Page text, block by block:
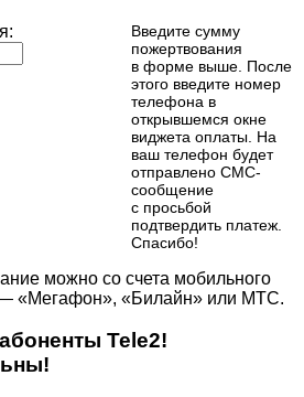
Введите сумму
пожертвования
в форме выше. После
этого введите номер
телефона в
открывшемся окне
виджета оплаты. На
ваш телефон будет
отправлено СМС-
сообщение
с просьбой
подтвердить платеж.
Cпасибо!
можно со счета мобильного
«Мегафон», «Билайн» или МТС.
Tele2!